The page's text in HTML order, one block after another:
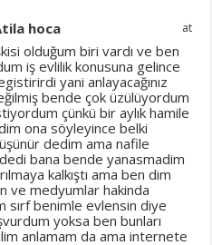
hoca at
olduğum biri vardı ve ben
iş evlilik konusuna gelince
yani anlayacağınız
bende çok üzülüyordum
çünkü bir aylık hamile
ona söyleyince belki
dedim ama nafile
bana bende yanasmadim
kalkıştı ama ben dim
ve medyumlar hakinda
sırf benimle evlensin diye
yoksa ben bunları
anlamam da ama internete